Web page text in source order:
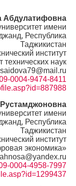
Абдулатифовна
имени
Республика
Таджикистан
институт
технических наук
0004-9474-8411
имени
Республика
Таджикистан
институт
экономика»
0004-4958-7997